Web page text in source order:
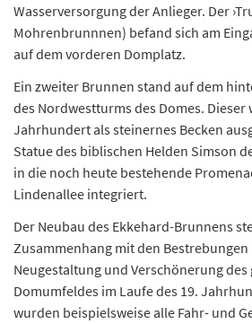
Wasserversorgung der Anlieger. Der
Mohrenbrunnnen) befand sich am
auf dem vorderen Domplatz.
Ein zweiter Brunnen stand auf dem
des Nordwestturms des Domes. Dieser
Jahrhundert als steinernes Becken
Statue des biblischen Helden Simson
in die noch heute bestehende
Lindenallee integriert.
Der Neubau des Ekkehard-Brunnens
Zusammenhang mit den
Neugestaltung und Verschönerung des
Domumfeldes im Laufe des 19.
wurden beispielsweise alle Fahr- und